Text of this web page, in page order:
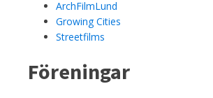
ArchFilmLund
Growing Cities
Streetfilms
Föreningar